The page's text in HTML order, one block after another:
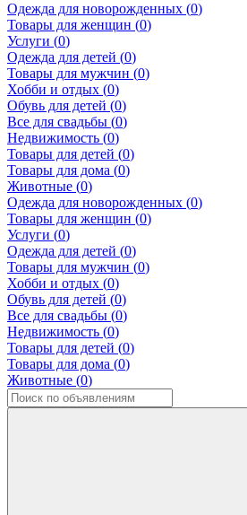
Одежда для новорожденных (0)
Товары для женщин (0)
Услуги (0)
Одежда для детей (0)
Товары для мужчин (0)
Хобби и отдых (0)
Обувь для детей (0)
Все для свадьбы (0)
Недвижимость (0)
Товары для детей (0)
Товары для дома (0)
Животные (0)
Одежда для новорожденных (0)
Товары для женщин (0)
Услуги (0)
Одежда для детей (0)
Товары для мужчин (0)
Хобби и отдых (0)
Обувь для детей (0)
Все для свадьбы (0)
Недвижимость (0)
Товары для детей (0)
Товары для дома (0)
Животные (0)